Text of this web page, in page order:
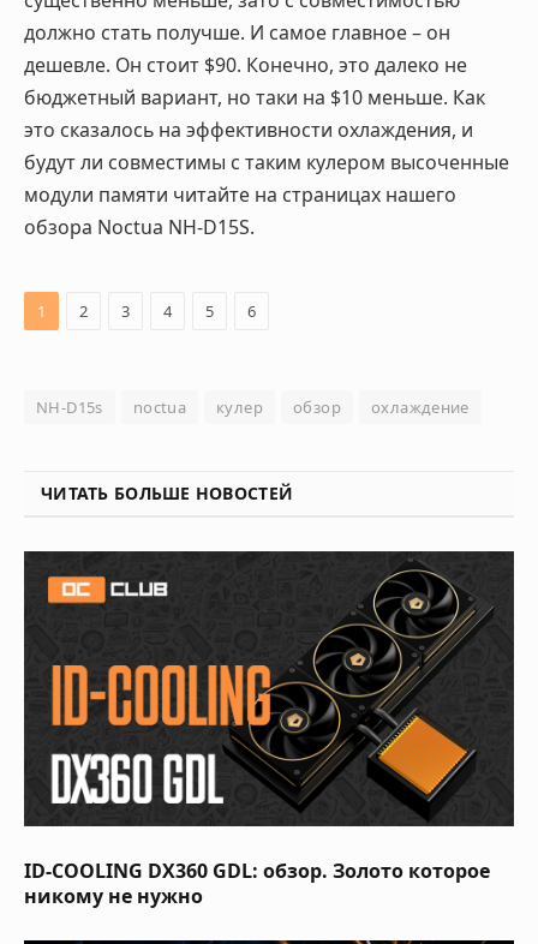
должно стать получше. И самое главное – он
дешевле. Он стоит $90. Конечно, это далеко не
бюджетный вариант, но таки на $10 меньше. Как
это сказалось на эффективности охлаждения, и
будут ли совместимы с таким кулером высоченные
модули памяти читайте на страницах нашего
обзора Noctua NH-D15S.
1 2 3 4 5 6
NH-D15s noctua кулер обзор охлаждение
ЧИТАТЬ БОЛЬШЕ НОВОСТЕЙ
ID-COOLING DX360 GDL: обзор. Золото которое
никому не нужно